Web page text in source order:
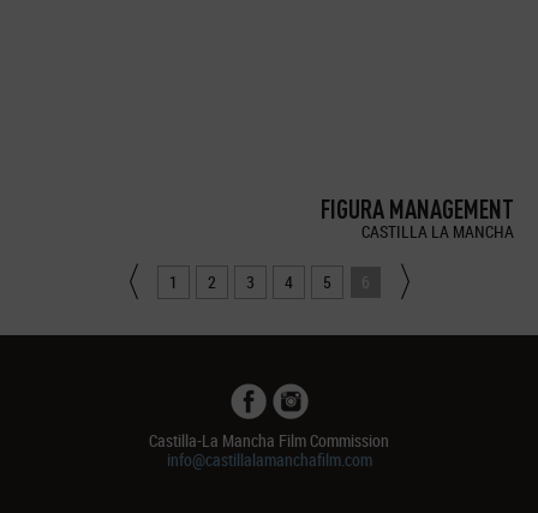
FIGURA MANAGEMENT
CASTILLA LA MANCHA
1 2 3 4 5 6
Castilla-La Mancha Film Commission
info@castillalamanchafilm.com